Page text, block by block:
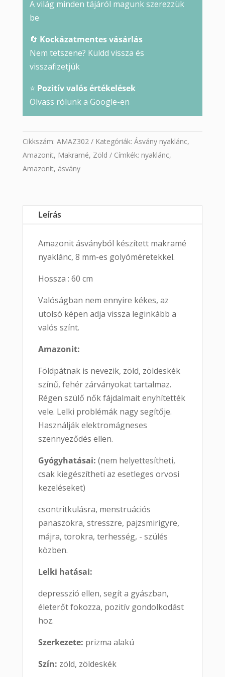
A világ minden tájáról magunk szerezzük
be
🔄 Kockázatmentes vásárlás
Nem tetszene? Küldd vissza és
visszafizetjük
⭐ Pozitív valós értékelések
Olvass rólunk a Google-en
Cikkszám: AMAZ302 Kategóriák: Ásvány nyaklánc,
Amazonit, Makramé, Zöld Címkék: nyaklánc,
Amazonit, ásvány
Leírás
Amazonit ásványból készített makramé
nyaklánc, 8 mm-es golyóméretekkel.
Hossza : 60 cm
Valóságban nem ennyire kékes, az
utolsó képen adja vissza leginkább a
valós színt.
Amazonit:
Földpátnak is nevezik, zöld, zöldeskék
színű, fehér zárványokat tartalmaz.
Régen szülő nők fájdalmait enyhítették
vele. Lelki problémák nagy segítője.
Használják elektromágneses
szennyeződés ellen.
Gyógyhatásai: (nem helyettesítheti,
csak kiegészítheti az esetleges orvosi
kezeléseket)
csontritkulásra, menstruációs
panaszokra, stresszre, pajzsmirigyre,
májra, torokra, terhesség, - szülés
közben.
Lelki hatásai:
depresszió ellen, segít a gyászban,
életerőt fokozza, pozitív gondolkodást
hoz.
Szerkezete: prizma alakú
Szín: zöld, zöldeskék